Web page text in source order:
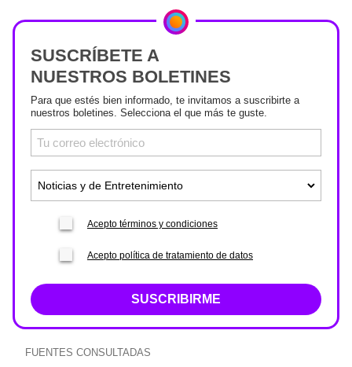
SUSCRÍBETE A
NUESTROS BOLETINES
Para que estés bien informado, te invitamos a suscribirte a
nuestros boletines. Selecciona el que más te guste.
Acepto términos y condiciones
Acepto política de tratamiento de datos
SUSCRIBIRME
FUENTES CONSULTADAS